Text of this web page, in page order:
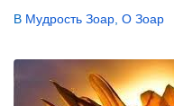
В Мудрость Зоар О Зоар